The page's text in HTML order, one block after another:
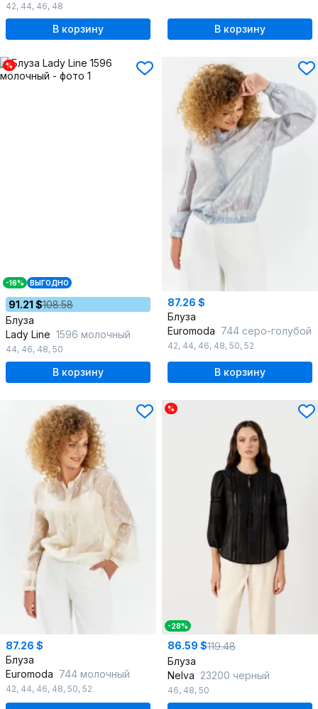
42, 44, 46, 48
В корзину В корзину
%
-16% ВЫГОДНО
91.21 $108.58
Блуза
Lady Line 1596 молочный
44, 46, 48, 50
В корзину
87.26 $
Блуза
Euromoda 744 серо-голубой
42, 44, 46, 48, 50, 52
В корзину
87.26 $
Блуза
Euromoda 744 молочный
42, 44, 46, 48, 50, 52
%
-28%
86.59 $119.48
Блуза
Nelva 23200 черный
46, 48, 50